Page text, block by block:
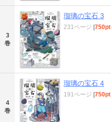
3
巻
瑠璃の宝石 3
231ページ 750pt
4
巻
瑠璃の宝石 4
191ページ 750pt